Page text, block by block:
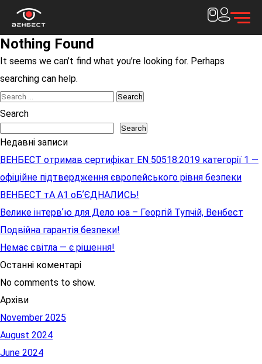
Nothing Found
It seems we can’t find what you’re looking for. Perhaps
searching can help.
Search
for:
Search
Search
Недавні записи
ВЕНБЕСТ отримав сертифікат EN 50518:2019 категорії 1 —
офіційне підтвердження європейського рівня безпеки
ВЕНБЕСТ тА А1 оБʼЄДНАЛИСЬ!
Велике інтервʼю для Дело юа – Георгій Тупчій, Венбест
Подвійна гарантія безпеки!
Немає світла — є рішення!
Останні коментарі
No comments to show.
Архіви
November 2025
August 2024
June 2024